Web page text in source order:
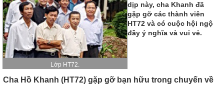
Lớp HT72.
dịp này, cha Khanh đã
gặp gỡ các thành viên
HT72 và có cuộc hội ngộ
đầy ý nghĩa và vui vẻ.
Cha Hồ Khanh (HT72) gặp gỡ bạn hữu trong chuyến về